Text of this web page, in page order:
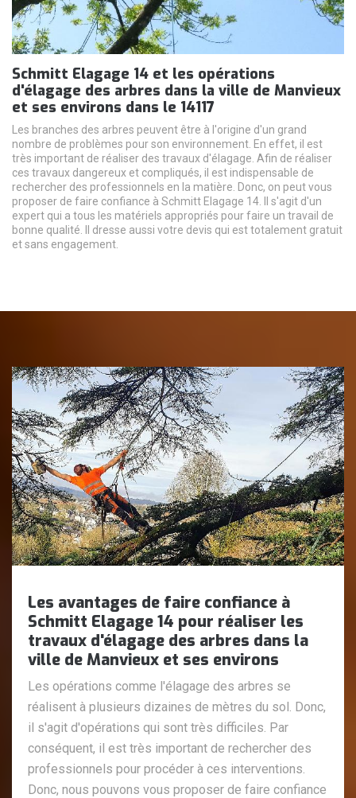
Schmitt Elagage 14 et les opérations
d'élagage des arbres dans la ville de Manvieux
et ses environs dans le 14117
Les branches des arbres peuvent être à l'origine d'un grand
nombre de problèmes pour son environnement. En effet, il est
très important de réaliser des travaux d'élagage. Afin de réaliser
ces travaux dangereux et compliqués, il est indispensable de
rechercher des professionnels en la matière. Donc, on peut vous
proposer de faire confiance à Schmitt Elagage 14. Il s'agit d'un
expert qui a tous les matériels appropriés pour faire un travail de
bonne qualité. Il dresse aussi votre devis qui est totalement gratuit
et sans engagement.
Les avantages de faire confiance à
Schmitt Elagage 14 pour réaliser les
travaux d'élagage des arbres dans la
ville de Manvieux et ses environs
Les opérations comme l'élagage des arbres se
réalisent à plusieurs dizaines de mètres du sol. Donc,
il s'agit d'opérations qui sont très difficiles. Par
conséquent, il est très important de rechercher des
professionnels pour procéder à ces interventions.
Donc, nous pouvons vous proposer de faire confiance